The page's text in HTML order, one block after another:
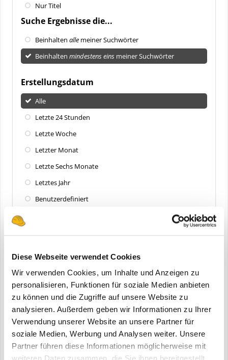
Diese Webseite verwendet Cookies
Wir verwenden Cookies, um Inhalte und Anzeigen zu
personalisieren, Funktionen für soziale Medien anbieten
zu können und die Zugriffe auf unsere Website zu
analysieren. Außerdem geben wir Informationen zu Ihrer
Verwendung unserer Website an unsere Partner für
soziale Medien, Werbung und Analysen weiter. Unsere
Partner führen diese Informationen möglicherweise mit
Nur Titel
Suche Ergebnisse die...
Beinhalten alle meiner Suchwörter
Beinhalten mindestens eins meiner Suchwörter
Erstellungsdatum
Alle
Letzte 24 Stunden
Letzte Woche
Letzter Monat
Letzte Sechs Monate
Letztes Jahr
Benutzerdefiniert
Zuletzt aktualisiert
Letzte 24 Stunden
Letzte Woche
Letzter Monat
Letzte Sechs Monate
Letztes Jahr
Benutzerdefiniert